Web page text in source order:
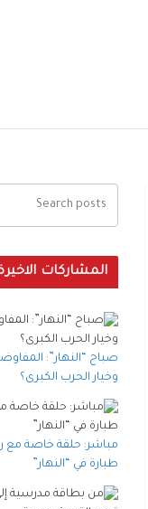
المشاركات
صباح “النهار”:
وخيار الحرب الكبرى؟
مباشر: حلقة خاصة مع
طبارة في “النهار”